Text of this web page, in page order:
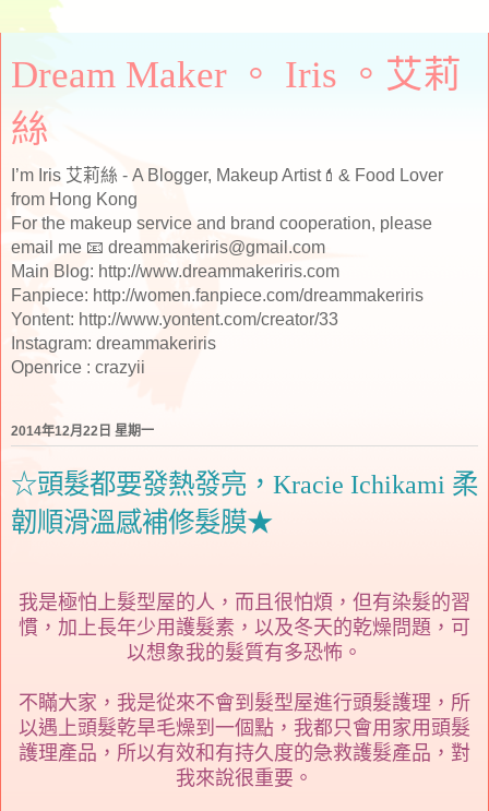
Dream Maker 。 Iris 。艾莉
絲
I’m Iris 艾莉絲 - A Blogger, Makeup Artist💄& Food Lover
from Hong Kong
For the makeup service and brand cooperation, please
email me 📧 dreammakeriris@gmail.com
Main Blog: http://www.dreammakeriris.com
Fanpiece: http://women.fanpiece.com/dreammakeriris
Yontent: http://www.yontent.com/creator/33
Instagram: dreammakeriris
Openrice : crazyii
2014年12月22日 星期一
☆頭髮都要發熱發亮，Kracie Ichikami 柔
韌順滑溫感補修髮膜★
我是極怕上髮型屋的人，而且很怕煩，但有染髮的習
慣，加上長年少用護髮素，以及冬天的乾燥問題，可
以想象我的髮質有多恐怖。
不瞞大家，我是從來不會到髮型屋進行頭髮護理，所
以遇上頭髮乾旱毛燥到一個點，我都只會用家用頭髮
護理產品，所以有效和有持久度的急救護髮產品，對
我來說很重要。